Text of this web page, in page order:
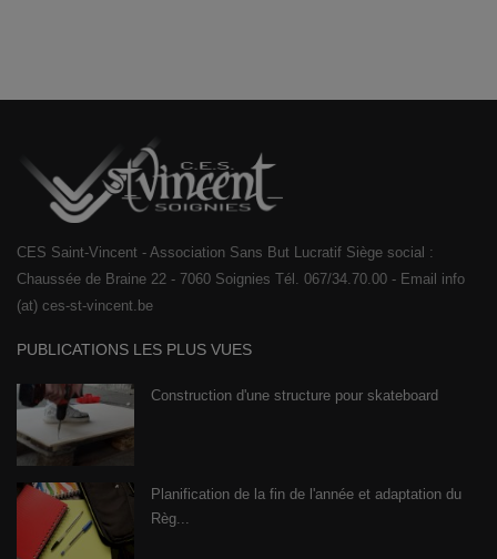
CES Saint-Vincent - Association Sans But Lucratif Siège social :
Chaussée de Braine 22 - 7060 Soignies Tél. 067/34.70.00 - Email info
(at) ces-st-vincent.be
PUBLICATIONS LES PLUS VUES
Construction d'une structure pour skateboard
Planification de la fin de l'année et adaptation du
Règ...